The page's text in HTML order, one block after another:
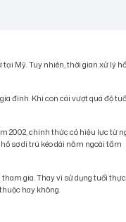
Mỹ. Tuy nhiên, thời gian xử lý
đình. Khi con cái vượt quá độ
2002, chính thức có hiệu lực từ
sơ di trú kéo dài nằm ngoài tầm
tham gia. Thay vì sử dụng tuổi
hay không.